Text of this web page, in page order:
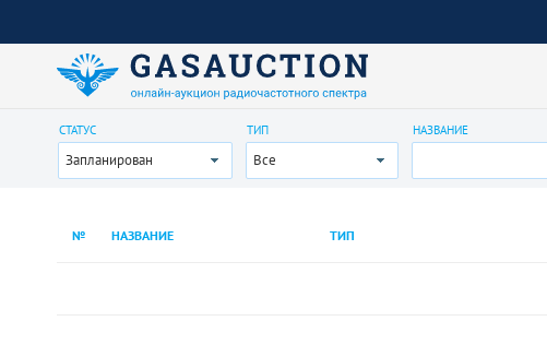
СТАТУС
Запланирован
ТИП
Все
НАЗВАНИЕ
№ НАЗВАНИЕ ТИП